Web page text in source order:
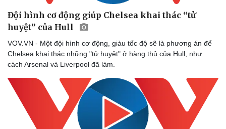
Đội hình cơ động giúp Chelsea khai thác “tử
huyệt” của Hull
VOV.VN - Một đội hình cơ động, giàu tốc độ sẽ là phương án để
Chelsea khai thác những "tử huyệt" ở hàng thủ của Hull, như
cách Arsenal và Liverpool đã làm.